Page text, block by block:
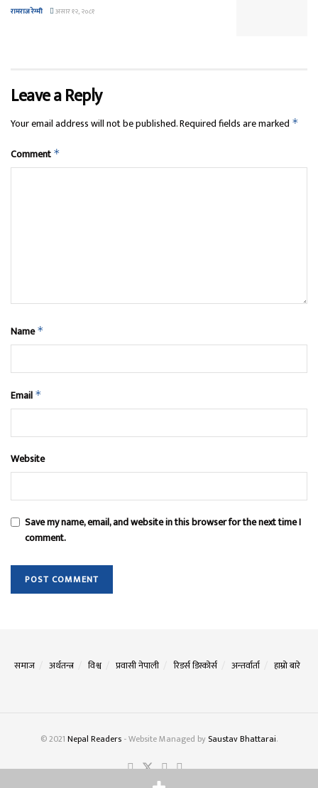
रामराज रेग्मी असार १२, २०८१
Leave a Reply
Your email address will not be published.Required fields are marked *
Comment *
Name*
Email *
Website
Save my name, email, and website in this browser for the next time I
comment.
समाज अर्थतन्त्र विश्व प्रवासी नेपाली रिडर्स डिस्कोर्स अन्तर्वार्ता हाम्रो बारे
© 2021 Nepal Readers - Website Managed by Saustav Bhattarai.